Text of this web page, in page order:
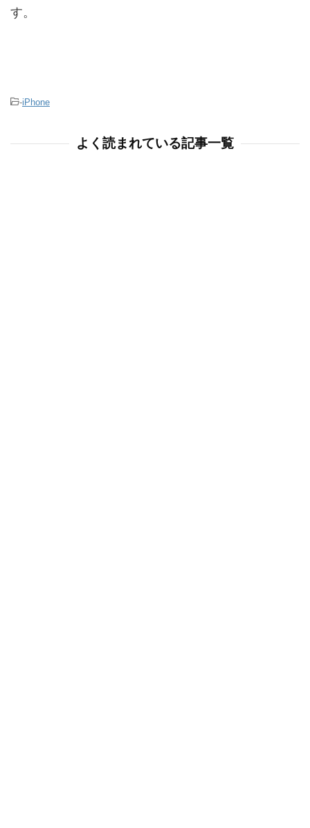
す。
-iPhone
よく読まれている記事一覧